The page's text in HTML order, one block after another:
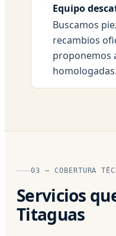
Equipo
Buscamos
recambios
proponemos
homologadas.
03 — COBERTURA
Servicios
Titaguas